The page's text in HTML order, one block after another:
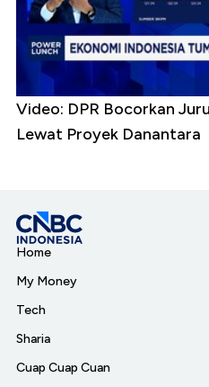
Video: DPR Bocorkan
Lewat Proyek Danantara
Home
My Money
Tech
Sharia
Cuap Cuap Cuan